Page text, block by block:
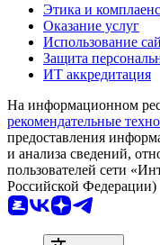
Этика и комплаенс
Оказание услуг
Использование
Защита
ИТ аккредитация
На информационном
рекомендательные
предоставления
и анализа сведений,
пользователей сети
Российской Федерации)